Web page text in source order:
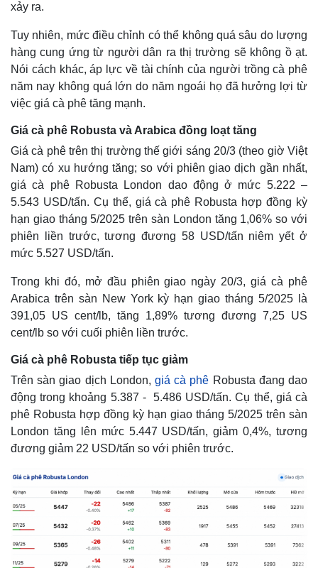
Thế giới
Cuộc sống đó đây
Hồ sơ
Multimedia
E-Magazine
Infographic
xảy ra.
Tuy nhiên, mức điều chỉnh có thể không quá sâu do lượng
hàng cung ứng từ người dân ra thị trường sẽ không ồ ạt.
Nói cách khác, áp lực về tài chính của người trồng cà phê
năm nay không quá lớn do năm ngoái họ đã hưởng lợi từ
việc giá cà phê tăng mạnh.
Giá cà phê Robusta và Arabica đồng loạt tăng
Giá cà phê trên thị trường thế giới sáng 20/3 (theo giờ Việt
Nam) có xu hướng tăng; so với phiên giao dịch gần nhất,
giá cà phê Robusta London dao động ở mức 5.222 –
5.543 USD/tấn. Cụ thể, giá cà phê Robusta hợp đồng kỳ
hạn giao tháng 5/2025 trên sàn London tăng 1,06% so với
phiên liền trước, tương đương 58 USD/tấn niêm yết ở
mức 5.527 USD/tấn.
Trong khi đó, mở đầu phiên giao ngày 20/3, giá cà phê
Arabica trên sàn New York kỳ hạn giao tháng 5/2025 là
391,05 US cent/lb, tăng 1,89% tương đương 7,25 US
cent/lb so với cuối phiên liền trước.
Giá cà phê Robusta tiếp tục giảm
Trên sàn giao dịch London, giá cà phê Robusta đang dao
động trong khoảng 5.387 - 5.486 USD/tấn. Cụ thể, giá cà
phê Robusta hợp đồng kỳ hạn giao tháng 5/2025 trên sàn
London tăng lên mức 5.447 USD/tấn, giảm 0,4%, tương
đương giảm 22 USD/tấn so với phiên trước.